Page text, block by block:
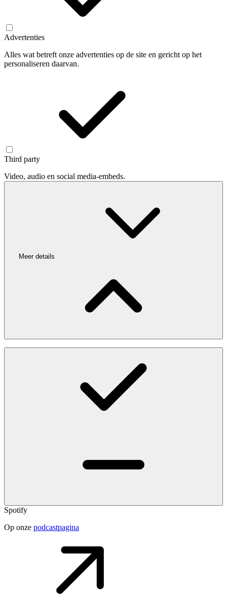
Advertenties
Alles wat betreft onze advertenties op de site en gericht op het
personaliseren daarvan.
Third party
Video, audio en social media-embeds.
Meer details
Spotify
Op onze podcastpagina